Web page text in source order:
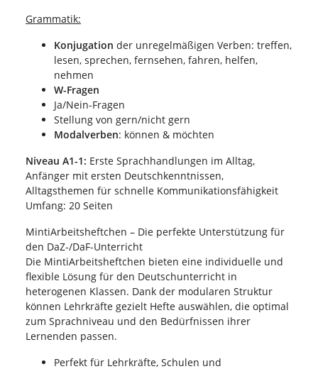
Grammatik:
Konjugation der unregelmäßigen Verben: treffen,
lesen, sprechen, fernsehen, fahren, helfen,
nehmen
W-Fragen
Ja/Nein-Fragen
Stellung von gern/nicht gern
Modalverben: können & möchten
Niveau A1-1: Erste Sprachhandlungen im Alltag,
Anfänger mit ersten Deutschkenntnissen,
Alltagsthemen für schnelle Kommunikationsfähigkeit
Umfang: 20 Seiten
MintiArbeitsheftchen – Die perfekte Unterstützung für
den DaZ-/DaF-Unterricht
Die MintiArbeitsheftchen bieten eine individuelle und
flexible Lösung für den Deutschunterricht in
heterogenen Klassen. Dank der modularen Struktur
können Lehrkräfte gezielt Hefte auswählen, die optimal
zum Sprachniveau und den Bedürfnissen ihrer
Lernenden passen.
Perfekt für Lehrkräfte, Schulen und